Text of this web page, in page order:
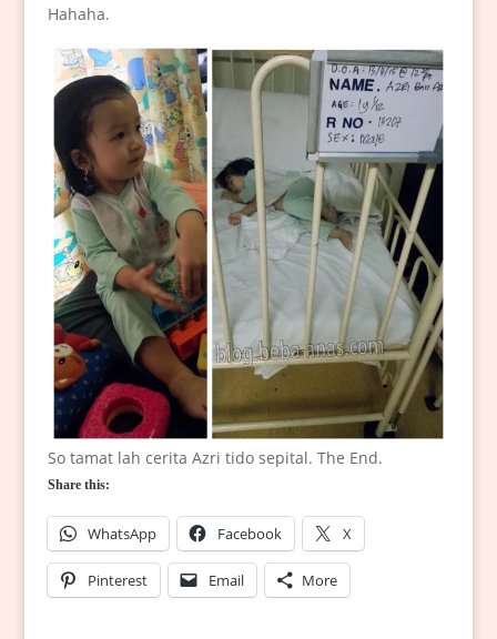
Hahaha.
So tamat lah cerita Azri tido sepital. The End.
Share this:
WhatsApp Facebook X
Pinterest Email More